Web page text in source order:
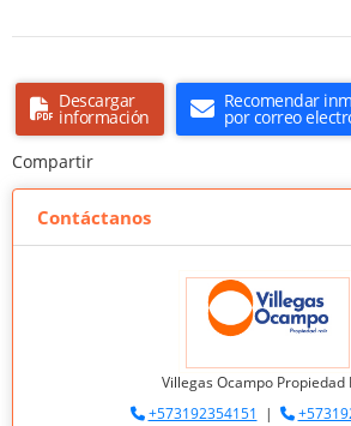
Descargar
información
Recomendar
por correo
Compartir
Contáctanos
Villegas Ocampo Propiedad
+573192354151 |